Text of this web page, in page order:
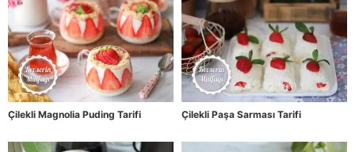
Çilekli Magnolia Puding Tarifi Çilekli Paşa Sarması Tarifi